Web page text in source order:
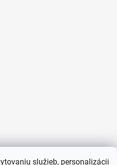
služieb, personalizácii